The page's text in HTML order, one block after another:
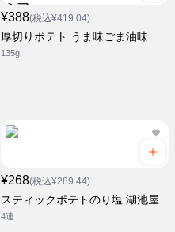
¥388(税込¥419.04)
厚切りポテト うま味ごま油味
135g
¥268(税込¥289.44)
スティックポテトのり塩 湖池屋
4連